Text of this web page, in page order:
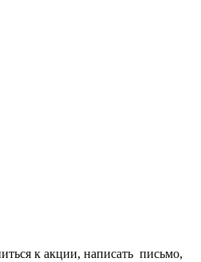
к акции, написать письмо,